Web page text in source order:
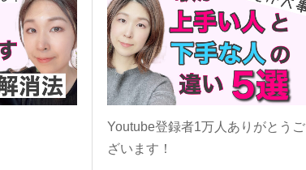
Youtube登録者1万人ありがとうご
ざいます！